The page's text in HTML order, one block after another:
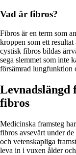
Vad är fibros?
Fibros är en term som
kroppen som ett
cystisk fibros bildas
sega slemmet som inte
försämrad lungfunktion
Levnadslängd
fibros
Medicinska framsteg
fibros avsevärt under
och vetenskapliga
leva in i vuxen ålder